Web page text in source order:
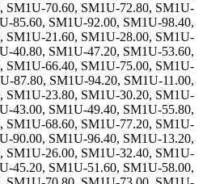
, SM1U-70.60, SM1U-72.80, SM1U-
85.60, SM1U-92.00, SM1U-98.40,
, SM1U-21.60, SM1U-28.00, SM1U-
40.80, SM1U-47.20, SM1U-53.60,
, SM1U-66.40, SM1U-75.00, SM1U-
87.80, SM1U-94.20, SM1U-11.00,
, SM1U-23.80, SM1U-30.20, SM1U-
43.00, SM1U-49.40, SM1U-55.80,
, SM1U-68.60, SM1U-77.20, SM1U-
90.00, SM1U-96.40, SM1U-13.20,
, SM1U-26.00, SM1U-32.40, SM1U-
45.20, SM1U-51.60, SM1U-58.00,